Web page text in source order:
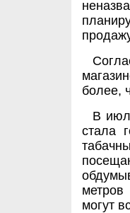
более,
В
стала
могут